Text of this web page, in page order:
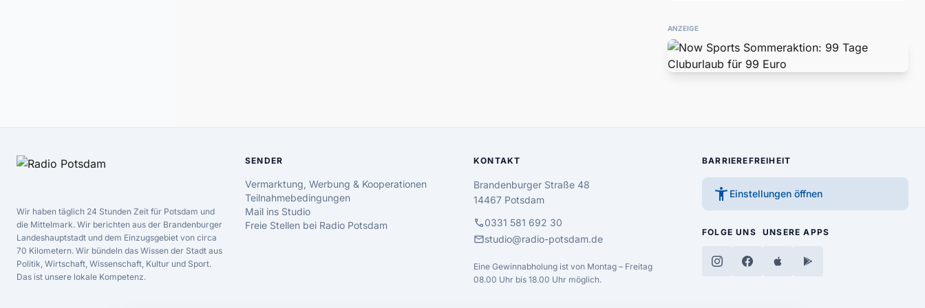
ANZEIGE
Wir haben täglich 24 Stunden Zeit für Potsdam und
die Mittelmark. Wir berichten aus der Brandenburger
Landeshauptstadt und dem Einzugsgebiet von circa
70 Kilometern. Wir bündeln das Wissen der Stadt aus
Politik, Wirtschaft, Wissenschaft, Kultur und Sport.
Das ist unsere lokale Kompetenz.
SENDER
Vermarktung, Werbung & Kooperationen
Teilnahmebedingungen
Mail ins Studio
Freie Stellen bei Radio Potsdam
KONTAKT
Brandenburger Straße 48
14467 Potsdam
call0331 581 692 30
mailstudio@radio-potsdam.de
Eine Gewinnabholung ist von Montag – Freitag
08.00 Uhr bis 18.00 Uhr möglich.
BARRIEREFREIHEIT
accessibility_new Einstellungen öffnen
FOLGE UNS UNSERE APPS